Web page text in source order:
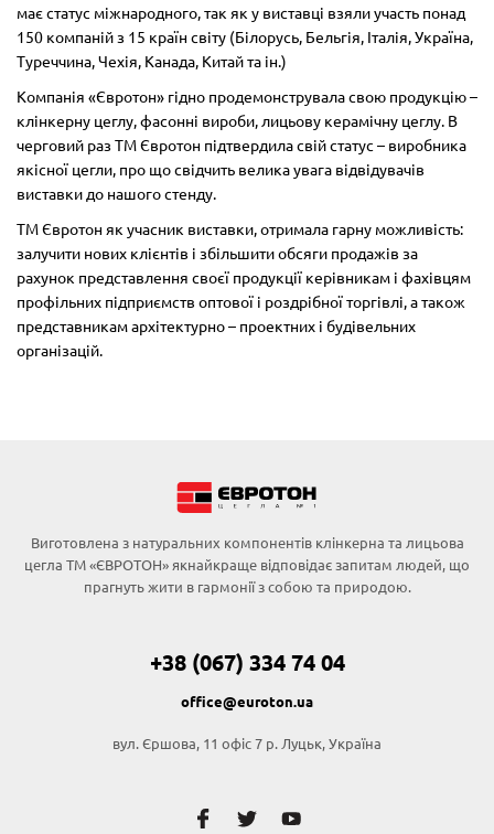
має статус міжнародного, так як у виставці взяли участь понад
150 компаній з 15 країн світу (Білорусь, Бельгія, Італія, Україна,
Туреччина, Чехія, Канада, Китай та ін.)
Компанія «Євротон» гідно продемонструвала свою продукцію –
клінкерну цеглу, фасонні вироби, лицьову керамічну цеглу. В
черговий раз ТМ Євротон підтвердила свій статус – виробника
якісної цегли, про що свідчить велика увага відвідувачів
виставки до нашого стенду.
ТМ Євротон як учасник виставки, отримала гарну можливість:
залучити нових клієнтів і збільшити обсяги продажів за
рахунок представлення своєї продукції керівникам і фахівцям
профільних підприємств оптової і роздрібної торгівлі, а також
представникам архітектурно – проектних і будівельних
організацій.
Виготовлена з натуральних компонентів клінкерна та лицьова
цегла ТМ «ЄВРОТОН» якнайкраще відповідає запитам людей, що
прагнуть жити в гармонії з собою та природою.
+38 (067) 334 74 04
office@euroton.ua
вул. Єршова, 11 офіс 7 р. Луцьк, Україна